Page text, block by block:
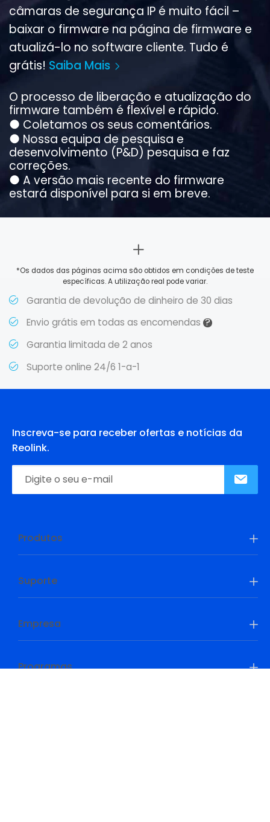
câmaras de segurança IP é muito fácil –
baixar o firmware na página de firmware e
atualizá-lo no software cliente. Tudo é
grátis! Saiba Mais
O processo de liberação e atualização do
firmware também é flexível e rápido.
● Coletamos os seus comentários.
● Nossa equipa de pesquisa e
desenvolvimento (P&D) pesquisa e faz
correções.
● A versão mais recente do firmware
estará disponível para si em breve.
*Os dados das páginas acima são obtidos em condições de teste
específicas. A utilização real pode variar.
Garantia de devolução de dinheiro de 30 dias
Envio grátis em todas as encomendas ?
Garantia limitada de 2 anos
Suporte online 24/6 1-a-1
Inscreva-se para receber ofertas e notícias da
Reolink.
Produtos
Suporte
Empresa
Programas